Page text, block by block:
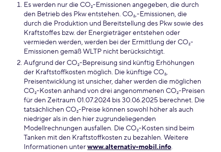
Es werden nur die CO₂-Emissionen angegeben, die durch
den Betrieb des Pkw entstehen. CO₂,-Emissionen, die
durch die Produktion und Bereitstellung des Pkw sowie des
Kraftstoffes bzw. der Energieträger entstehen oder
vermieden werden, werden bei der Ermittlung der CO₂-
Emissionen gemäß WLTP nicht berücksichtigt.
Aufgrund der CO₂-Bepreisung sind künftig Erhöhungen
der Kraftstoffkosten möglich. Die künftige CO₂,
Preisentwicklung ist unsicher, daher werden die möglichen
CO₂-Kosten anhand von drei angenommenen CO₂-Preisen
für den Zeitraum 01.07.2024 bis 30.06.2025 berechnet. Die
tatsächlichen CO₂-Preise können sowohl höher als auch
niedriger als in den hier zugrundeliegenden
Modellrechnungen ausfallen. Die CO₂-Kosten sind beim
Tanken mit den Kraftstoffkosten zu bezahlen. Weitere
Informationen unterwww.alternativ-mobil.info.